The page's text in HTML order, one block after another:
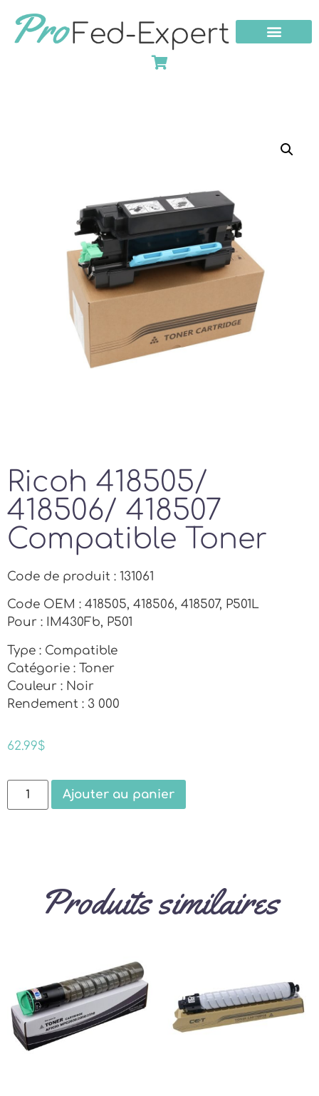
Ricoh 418505/
418506/ 418507
Compatible Toner
Code de produit : 131061
Code OEM : 418505, 418506, 418507, P501L
Pour : IM430Fb, P501
Type : Compatible
Catégorie : Toner
Couleur : Noir
Rendement : 3 000
62.99$
Ajouter au panier
Produits similaires